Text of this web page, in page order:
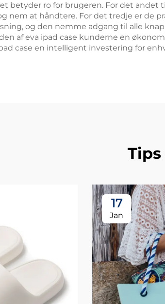
betyder ro for brugeren. For det
nem at håndtere. For det tredje er de
og den nemme adgang til alle
af eva ipad case kunderne en
case en intelligent investering for
17
Jan